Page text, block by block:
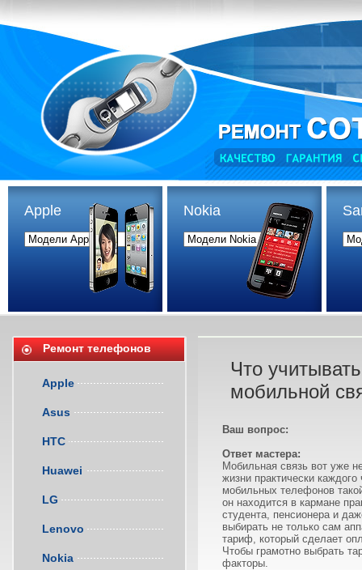
Apple Nokia
Что
мобильной
Ваш вопрос:
Ответ мастера:
Мобильная связь вот уже
жизни практически
мобильных телефонов
он находится в кармане
студента, пенсионера и
выбирать не только сам
тариф, который сделает
Чтобы грамотно выбрать
факторы.
Ремонт телефонов
Apple
Asus
HTC
Huawei
LG
Lenovo
Nokia